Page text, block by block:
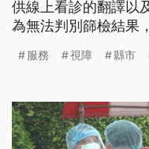
供線上看診的翻譯以
為無法判別篩檢結果
數縣市設立到宅照護
服務 視障 縣市